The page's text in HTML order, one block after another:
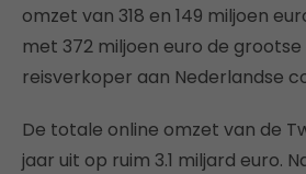
omzet van 318 en 149 miljoen
met 372 miljoen euro de grootse
reisverkoper aan Nederlandse
De totale online omzet van de
jaar uit op ruim 3.1 miljard euro.